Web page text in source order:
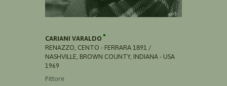
CARIANI VARALDO
RENAZZO, CENTO - FERRARA 1891 /
NASHVILLE, BROWN COUNTY, INDIANA - USA
1969
Pittore